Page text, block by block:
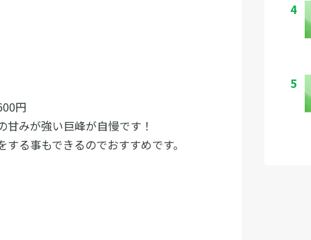
円
みが強い巨峰が自慢です！
る事もできるのでおすすめです。
4
5